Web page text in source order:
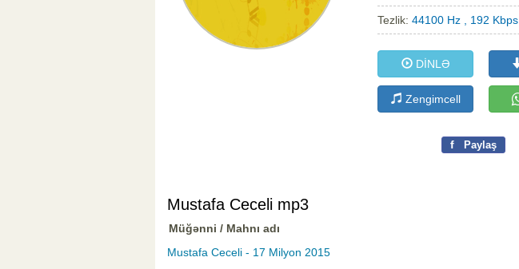
Tezlik: 44100 Hz , 192 Kbps
DİNLƏ
Zengimcell
f Paylaş
Mustafa Ceceli mp3
Müğənni / Mahnı adı
Mustafa Ceceli - 17 Milyon 2015